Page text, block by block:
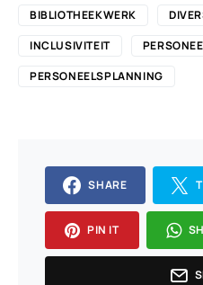
BIBLIOTHEEKWERK
INCLUSIVITEIT
PERSONEELSPLANNING
SHARE
PIN IT